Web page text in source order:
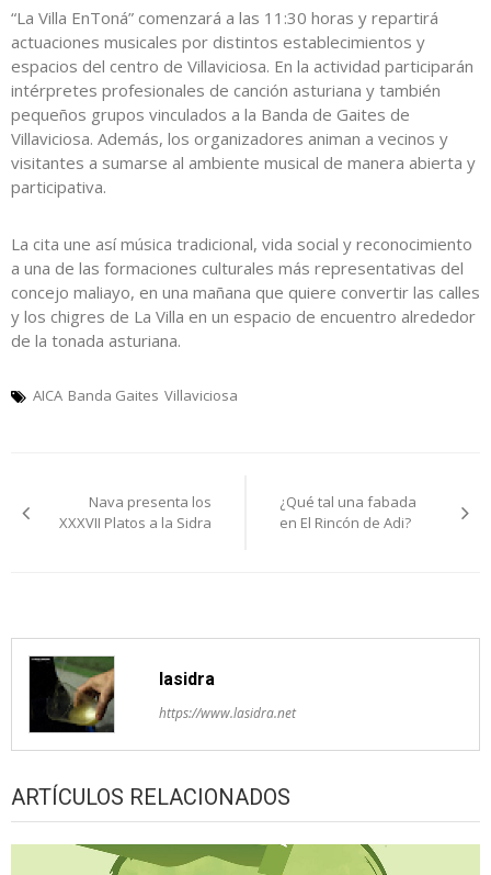
“La Villa EnToná” comenzará a las 11:30 horas y repartirá
actuaciones musicales por distintos establecimientos y
espacios del centro de Villaviciosa. En la actividad participarán
intérpretes profesionales de canción asturiana y también
pequeños grupos vinculados a la Banda de Gaites de
Villaviciosa. Además, los organizadores animan a vecinos y
visitantes a sumarse al ambiente musical de manera abierta y
participativa.
La cita une así música tradicional, vida social y reconocimiento
a una de las formaciones culturales más representativas del
concejo maliayo, en una mañana que quiere convertir las calles
y los chigres de La Villa en un espacio de encuentro alrededor
de la tonada asturiana.
AICA Banda Gaites Villaviciosa
de
Nava presenta los
XXXVII Platos a la Sidra
¿Qué tal una fabada
en El Rincón de Adi?
lasidra
https://www.lasidra.net
ARTÍCULOS RELACIONADOS